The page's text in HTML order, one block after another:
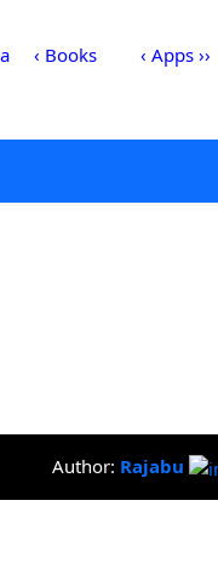
‹ Books ‹ Apps ››
Author: Rajabu